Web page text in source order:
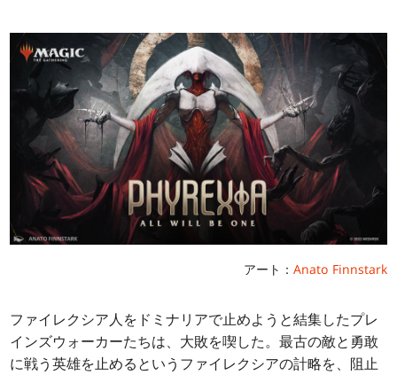
アート： Anato Finnstark
ファイレクシア人をドミナリアで止めようと結集したプレ
インズウォーカーたちは、大敗を喫した。最古の敵と勇敢
に戦う英雄を止めるというファイレクシアの計略を、阻止